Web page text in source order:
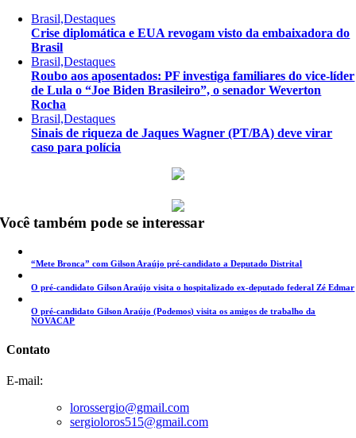
Brasil,Destaques
Crise diplomática e EUA revogam visto da embaixadora do
Brasil
Brasil,Destaques
Roubo aos aposentados: PF investiga familiares do vice-líder
de Lula o “Joe Biden Brasileiro”, o senador Weverton
Rocha
Brasil,Destaques
Sinais de riqueza de Jaques Wagner (PT/BA) deve virar
caso para polícia
Você também pode se interessar
“Mete Bronca” com Gilson Araújo pré-candidato a Deputado Distrital
O pré-candidato Gilson Araújo visita o hospitalizado ex-deputado federal Zé Edmar
O pré-candidato Gilson Araújo (Podemos) visita os amigos de trabalho da
NOVACAP
Contato
E-mail:
lorossergio@gmail.com
sergioloros515@gmail.com